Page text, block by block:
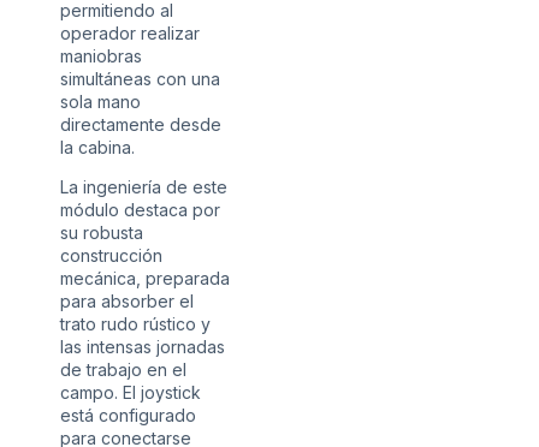
permitiendo al
operador realizar
maniobras
simultáneas con una
sola mano
directamente desde
la cabina.
La ingeniería de este
módulo destaca por
su robusta
construcción
mecánica, preparada
para absorber el
trato rudo rústico y
las intensas jornadas
de trabajo en el
campo. El joystick
está configurado
para conectarse